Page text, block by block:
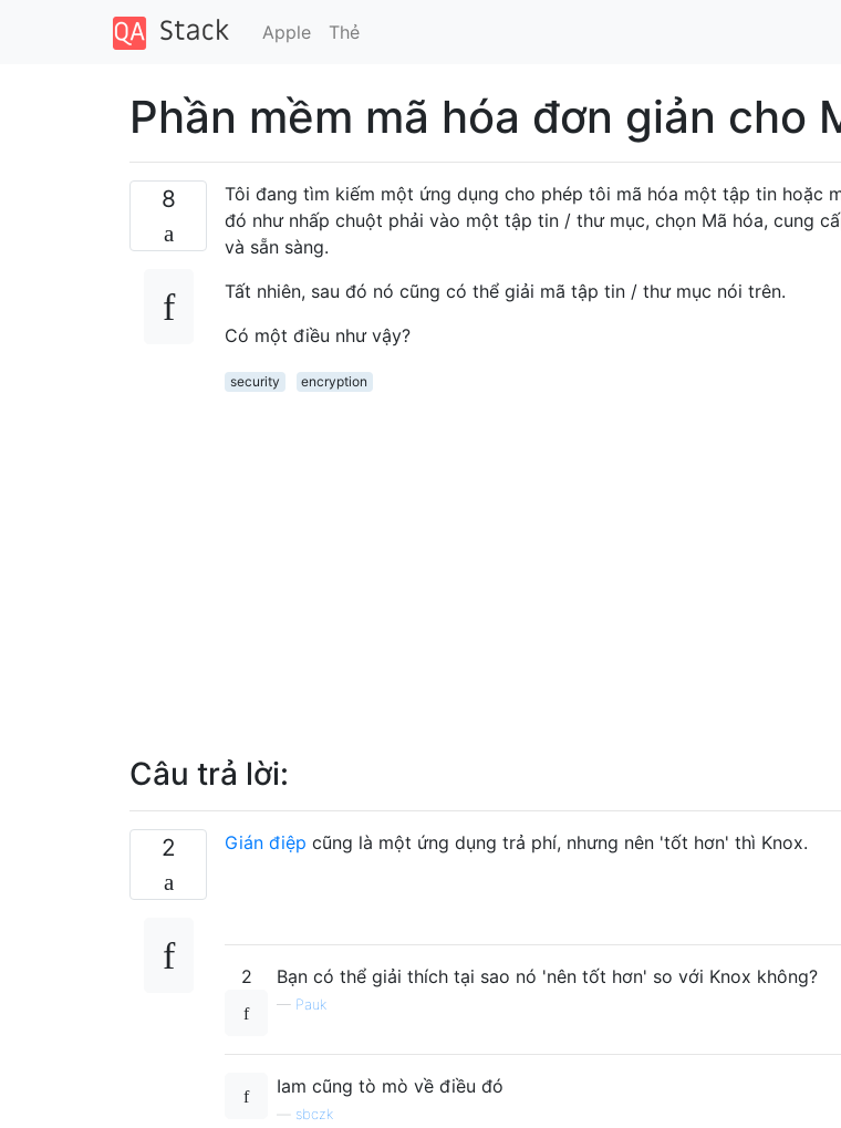
Apple Thẻ
Phần mềm mã hóa đơn giản cho
8
Tôi đang tìm kiếm một ứng dụng cho phép tôi mã hóa một tập tin hoặc
đó như nhấp chuột phải vào một tập tin / thư mục, chọn Mã hóa, cung
và sẵn sàng.
Tất nhiên, sau đó nó cũng có thể giải mã tập tin / thư mục nói trên.
Có một điều như vậy?
security encryption
Câu trả lời:
2 Gián điệp cũng là một ứng dụng trả phí, nhưng nên 'tốt hơn' thì Knox.
2 Bạn có thể giải thích tại sao nó 'nên tốt hơn' so với Knox không?
— Pauk
Iam cũng tò mò về điều đó
sbczk